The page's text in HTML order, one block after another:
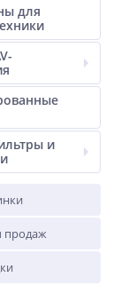
для
и
продаж